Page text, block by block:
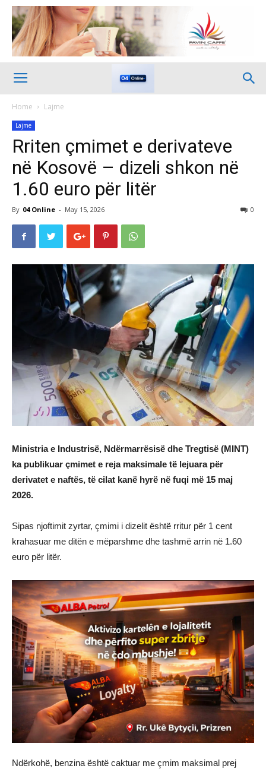
Home Lajme
Lajme
Rriten çmimet e derivateve
në Kosovë – dizeli shkon në
1.60 euro për litër
By 04 Online - May 15, 2026 0
Ministria e Industrisë, Ndërmarrësisë dhe Tregtisë (MINT)
ka publikuar çmimet e reja maksimale të lejuara për
derivatet e naftës, të cilat kanë hyrë në fuqi më 15 maj
2026.
Sipas njoftimit zyrtar, çmimi i dizelit është rritur për 1 cent
krahasuar me ditën e mëparshme dhe tashmë arrin në 1.60
euro për litër.
Ndërkohë, benzina është caktuar me çmim maksimal prej